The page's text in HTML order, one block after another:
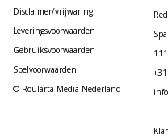
Disclaimer/vrijwaring
Leveringsvoorwaarden
Gebruiksvoorwaarden
Spelvoorwaarden
© Roularta Media Nederland